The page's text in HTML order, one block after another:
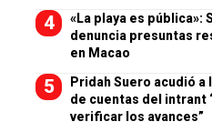
«La playa es pública»:
denuncia presuntas
en Macao
Pridah Suero acudió a
de cuentas del intrant
verificar los avances”